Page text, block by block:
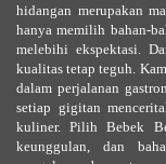
hidangan merupakan
hanya memilih bahan-
melebihi ekspektasi.
kualitas tetap teguh.
dalam perjalanan
setiap gigitan
kuliner. Pilih Bebek
keunggulan, dan